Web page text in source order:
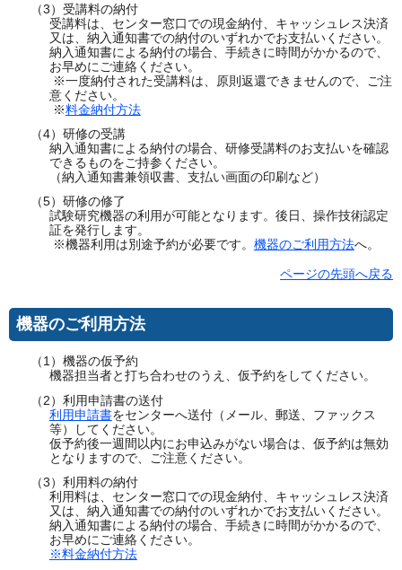
（3）受講料の納付
受講料は、センター窓口での現金納付、キャッシュレス決済
又は、納入通知書での納付のいずれかでお支払いください。
納入通知書による納付の場合、手続きに時間がかかるので、
お早めにご連絡ください。
※一度納付された受講料は、原則返還できませんので、ご注
意ください。
※料金納付方法
（4）研修の受講
納入通知書による納付の場合、研修受講料のお支払いを確認
できるものをご持参ください。
（納入通知書兼領収書、支払い画面の印刷など）
（5）研修の修了
試験研究機器の利用が可能となります。後日、操作技術認定
証を発行します。
※機器利用は別途予約が必要です。 機器のご利用方法へ。
ページの先頭へ戻る
機器のご利用方法
（1）機器の仮予約
機器担当者と打ち合わせのうえ、仮予約をしてください。
（2）利用申請書の送付
利用申請書をセンターへ送付（メール、郵送、ファックス
等）してください。
仮予約後一週間以内にお申込みがない場合は、仮予約は無効
となりますので、ご注意ください。
（3）利用料の納付
利用料は、センター窓口での現金納付、キャッシュレス決済
又は、納入通知書での納付のいずれかでお支払いください。
納入通知書による納付の場合、手続きに時間がかかるので、
お早めにご連絡ください。
※料金納付方法